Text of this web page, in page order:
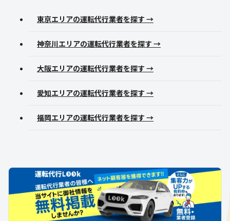
東京エリアの運転代行業者を探す →
神奈川エリアの運転代行業者を探す →
大阪エリアの運転代行業者を探す →
愛知エリアの運転代行業者を探す →
福岡エリアの運転代行業者を探す →